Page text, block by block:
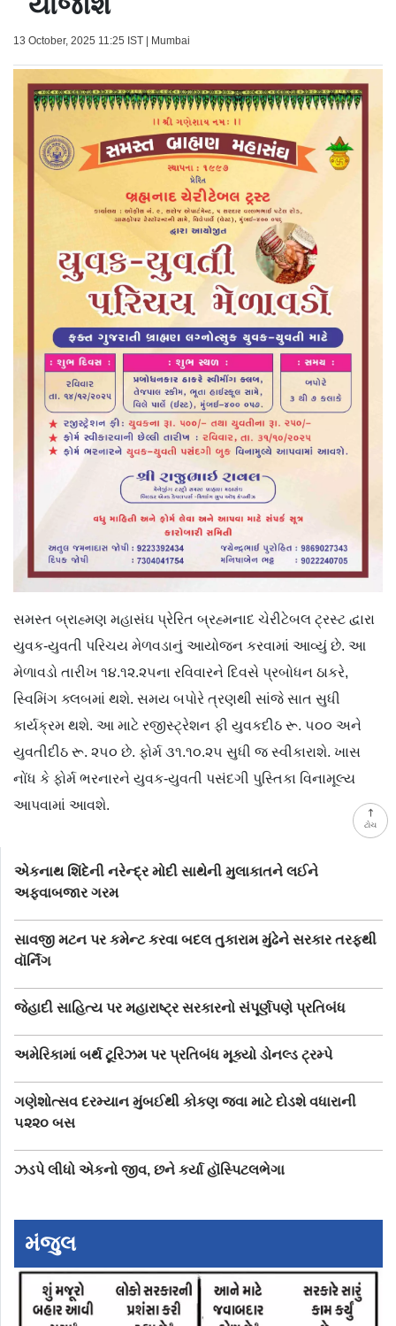
13 October, 2025 11:25 IST | Mumbai
ટોચ
સમસ્ત બ્રાહ્મણ મહાસંઘ પ્રેરિત બ્રહ્મનાદ ચેરીટેબલ ટ્રસ્ટ દ્વારા
યુવક-યુવતી પરિચય મેળવડાનું આયોજન કરવામાં આવ્યું છે. આ
મેળાવડો તારીખ ૧૪.૧૨.૨૫ના રવિવારને દિવસે પ્રબોધન ઠાકરે,
સ્વિમિંગ ક્લબમાં થશે. સમય બપોરે ત્રણથી સાંજે સાત સુધી
કાર્યક્રમ થશે. આ માટે રજીસ્ટ્રેશન ફી યુવકદીઠ રૂ. ૫૦૦ અને
યુવતીદીઠ રૂ. ૨૫૦ છે. ફોર્મ ૩૧.૧૦.૨૫ સુધી જ સ્વીકારાશે. ખાસ
નોંધ કે ફોર્મ ભરનારને યુવક-યુવતી પસંદગી પુસ્તિકા વિનામૂલ્ય
આપવામાં આવશે.
એકનાથ શિંદેની નરેન્દ્ર મોદી સાથેની મુલાકાતને લઈને
અફવાબજાર ગરમ
સાવજી મટન પર કમેન્ટ કરવા બદલ તુકારામ મુંઢેને સરકાર તરફથી
વૉર્નિંગ
જેહાદી સાહિત્ય પર મહારાષ્ટ્ર સરકારનો સંપૂર્ણપણે પ્રતિબંધ
અમેરિકામાં બર્થ ટૂરિઝમ પર પ્રતિબંધ મૂક્યો ડોનલ્ડ ટ્રમ્પે
ગણેશોત્સવ દરમ્યાન મુંબઈથી કોકણ જવા માટે દોડશે વધારાની
૫૨૨૦ બસ
ઝડપે લીધો એકનો જીવ, છને કર્યા હૉસ્પિટલભેગા
મંજુલ